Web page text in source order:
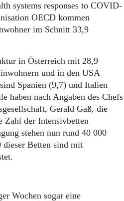
systems responses to COVID-
OECD kommen
im Schnitt 33,9
in Österreich mit 28,9
und in den USA
Spanien (9,7) und Italien
haben nach Angaben des Chefs
Gerald Gaß, die
der Intensivbetten
stehen nun rund 40 000
dieser Betten sind mit
Wochen sogar eine